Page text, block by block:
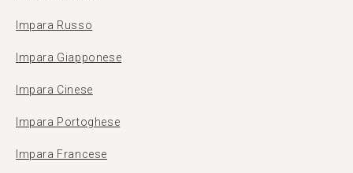
Impara Russo
Impara Giapponese
Impara Cinese
Impara Portoghese
Impara Francese